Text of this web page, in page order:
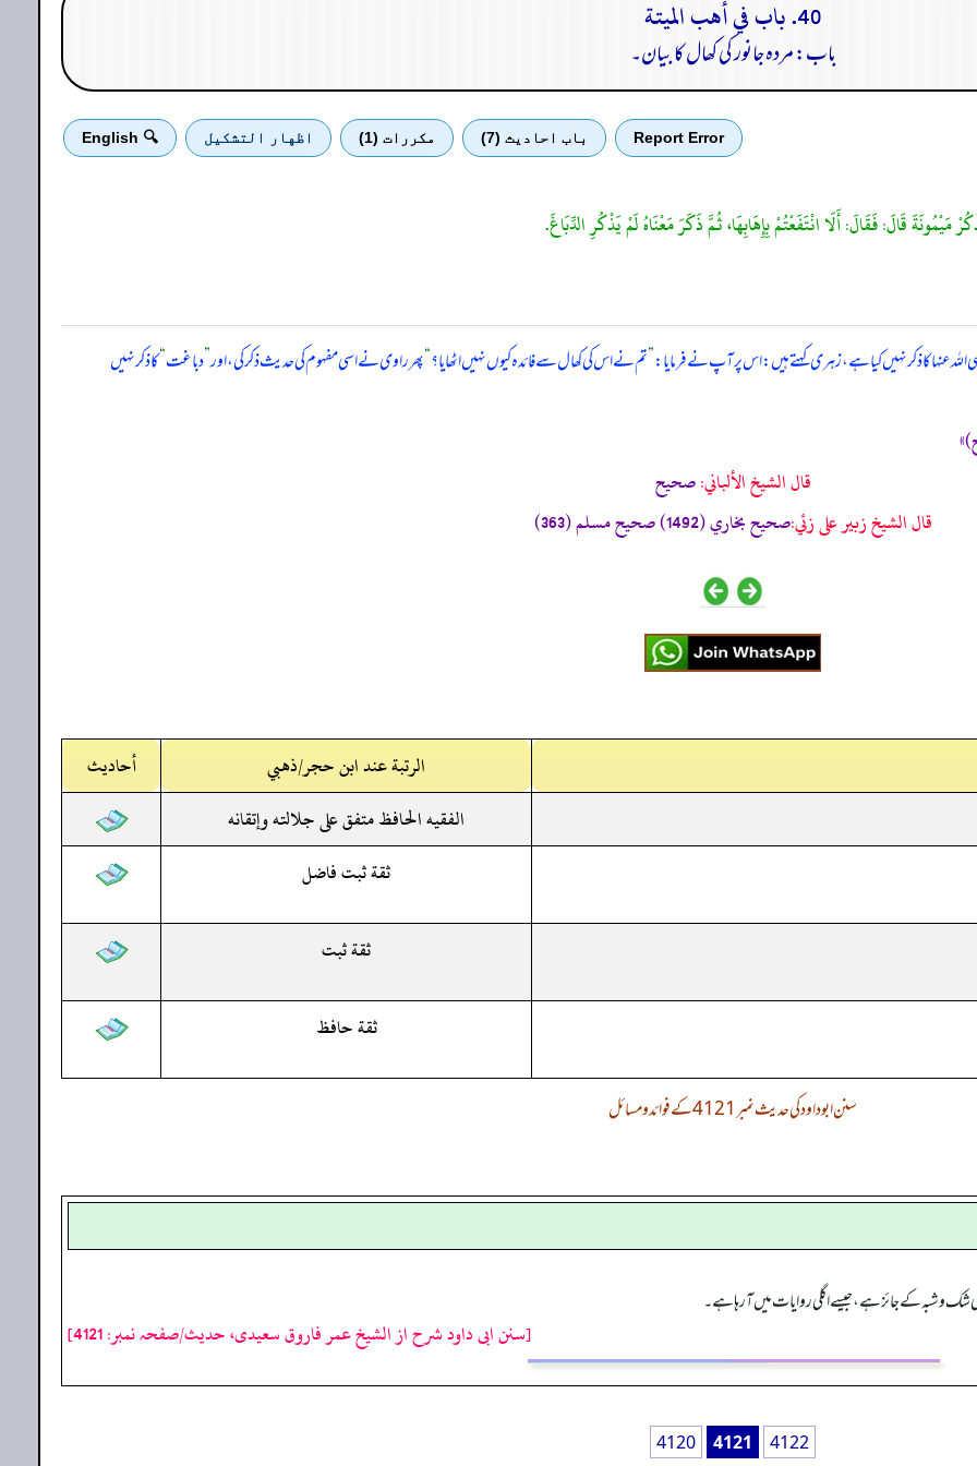
40. باب في أهب الميتة
باب: مردہ جانور کی کھال کا بیان۔
Report Error باب احادیث (7) مكررات (1) اظهار التشكيل 🔍 English
مَيْمُونَةَ قَالَ: فَقَالَ: أَلَا انْتَفَعْتُمْ بِإِهَابِهَا، ثُمَّ ذَكَرَ مَعْنَاهُ لَمْ يَذْكُرِ الدِّبَاغَ.
عنہا کا ذکر نہیں کیا ہے، زہری کہتے ہیں: اس پر آپ نے فرمایا:”تم نے اس کی کھال سے فائدہ کیوں نہیں اٹھایا؟“پھر راوی نے اسی مفہوم کی حدیث ذکر کی، اور”دباغت“کا ذکر نہیں
قال الشيخ الألباني:صحيح
قال الشيخ زبير على زئي:صحيح بخاري (1492) صحيح مسلم (363)
الرتبة عند ابن حجر/ذهبي
أحاديث
الفقيه الحافظ متفق على جلالته وإتقانه
ثقة ثبت فاضل
ثقة ثبت
ثقة حافظ
سنن ابوداود کی حدیث نمبر 4121 کے فوائد و مسائل
شک وشبہ کے جائز ہے، جیسے اگلی روایات میں آرہا ہے۔
[سنن ابی داود شرح از الشیخ عمر فاروق سعیدی، حدیث/صفحہ نمبر: 4121]
4120 4121 4122